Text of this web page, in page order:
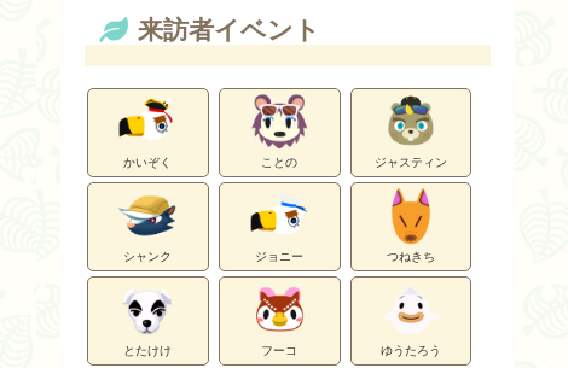
来訪者イベント
かいぞく ことの ジャスティン
シャンク ジョニー つねきち
とたけけ フーコ ゆうたろう